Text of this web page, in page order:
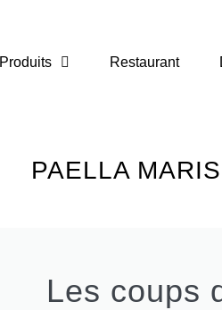
Produits Restaurant
PAELLA
Les coups